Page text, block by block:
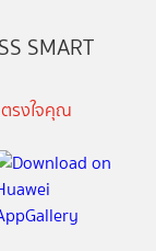
SMART
รงใจคุณ